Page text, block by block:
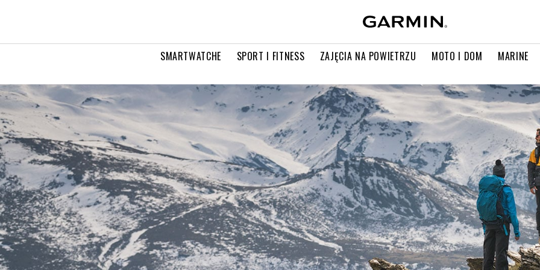
SMARTWATCHE SPORT I FITNESS ZAJĘCIA NA POWIETRZU MOTO I DOM MARINE